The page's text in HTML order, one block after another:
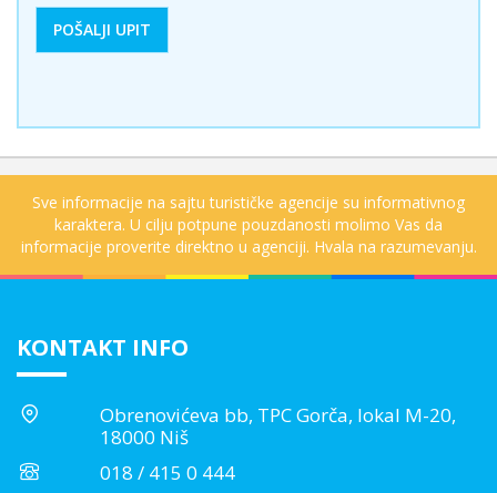
Sve informacije na sajtu turističke agencije su informativnog
karaktera. U cilju potpune pouzdanosti molimo Vas da
informacije proverite direktno u agenciji. Hvala na razumevanju.
KONTAKT INFO
Obrenovićeva bb, TPC Gorča, lokal M-20,
18000 Niš
018 / 415 0 444